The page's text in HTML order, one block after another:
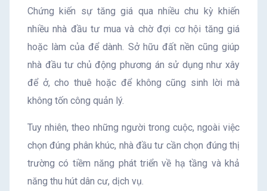
Chứng kiến sự tăng giá qua nhiều chu kỳ khiến
nhiều nhà đầu tư mua và chờ đợi cơ hội tăng giá
hoặc làm của để dành. Sở hữu đất nền cũng giúp
nhà đầu tư chủ động phương án sử dụng như xây
để ở, cho thuê hoặc để không cũng sinh lời mà
không tốn công quản lý.
Tuy nhiên, theo những người trong cuộc, ngoài việc
chọn đúng phân khúc, nhà đầu tư cần chọn đúng thị
trường có tiềm năng phát triển về hạ tầng và khả
năng thu hút dân cư, dịch vụ.